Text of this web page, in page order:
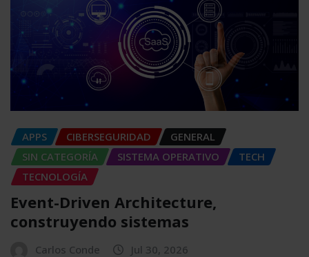
APPS CIBERSEGURIDAD
GENERAL
SIN CATEGORÍA
SISTEMA OPERATIVO
TECH
TECNOLOGÍA
Event-Driven Architecture,
construyendo sistemas
Carlos Conde Jul 30, 2026